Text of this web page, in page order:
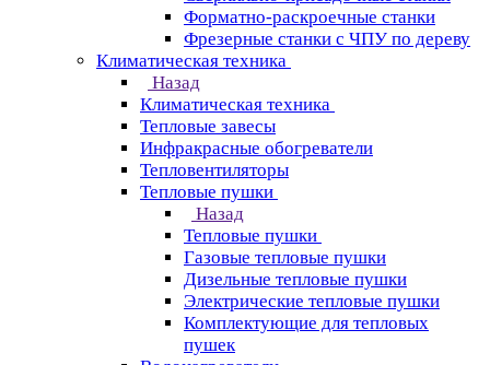
Форматно-раскроечные станки
Фрезерные станки с ЧПУ по дереву
Климатическая техника
Назад
Климатическая техника
Тепловые завесы
Инфракрасные обогреватели
Тепловентиляторы
Тепловые пушки
Назад
Тепловые пушки
Газовые тепловые пушки
Дизельные тепловые пушки
Электрические тепловые пушки
Комплектующие для тепловых
пушек